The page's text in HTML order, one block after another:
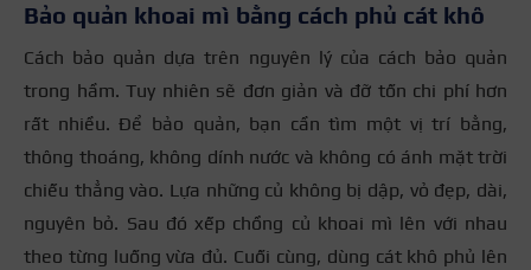
Bảo quản khoai mì bằng cách phủ cát khô
Cách bảo quản dựa trên nguyên lý của cách bảo quản
trong hầm. Tuy nhiên sẽ đơn giản và đỡ tốn chi phí hơn
rất nhiều. Để bảo quản, bạn cần tìm một vị trí bằng,
thông thoáng, không dính nước và không có ánh mặt trời
chiếu thẳng vào. Lựa những củ không bị dập, vỏ đẹp, dài,
nguyên bỏ. Sau đó xếp chồng củ khoai mì lên với nhau
theo từng luống vừa đủ. Cuối cùng, dùng cát khô phủ lên